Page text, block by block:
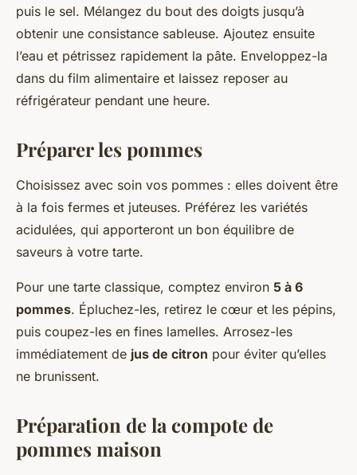
puis le sel. Mélangez du bout des doigts jusqu’à
obtenir une consistance sableuse. Ajoutez ensuite
l’eau et pétrissez rapidement la pâte. Enveloppez-la
dans du film alimentaire et laissez reposer au
réfrigérateur pendant une heure.
Préparer les pommes
Choisissez avec soin vos pommes : elles doivent être
à la fois fermes et juteuses. Préférez les variétés
acidulées, qui apporteront un bon équilibre de
saveurs à votre tarte.
Pour une tarte classique, comptez environ 5 à 6
pommes. Épluchez-les, retirez le cœur et les pépins,
puis coupez-les en fines lamelles. Arrosez-les
immédiatement de jus de citron pour éviter qu’elles
ne brunissent.
Préparation de la compote de
pommes maison